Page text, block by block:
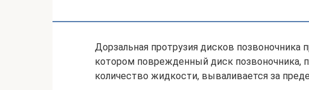
Дорзальная протрузия дисков позвоночника
котором поврежденный диск позвоночника,
количество жидкости, вываливается за